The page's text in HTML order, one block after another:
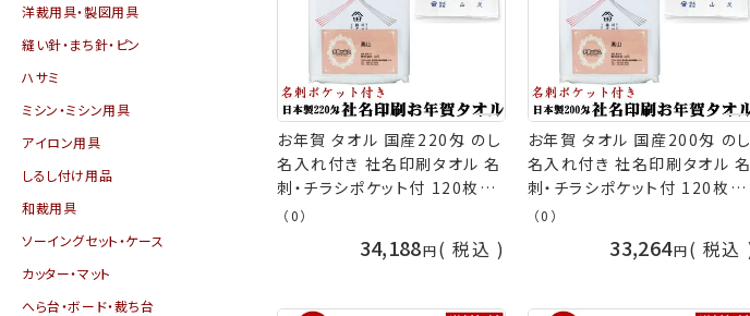
洋裁用具・製図用具
縫い針・まち針・ピン
ハサミ
ミシン・ミシン用具
アイロン用具
しるし付け用品
和裁用具
ソーイングセット・ケース
カッター・マット
へら台・ボード・裁ち台
お年賀 タオル 国産220匁 のし
名入れ付き 社名印刷タオル 名
刺・チラシポケット付 120枚セ
ット代引不可 お年賀タオル 粗
品 販促 御礼 熨斗付きタオル
粗品タオル ［返品不可］ 手芸の
（0）
34,188 税込
お年賀 タオル 国産200匁 のし
名入れ付き 社名印刷タオル 名
刺・チラシポケット付 120枚セ
ット代引不可 お年賀タオル 粗
品 販促 御礼 熨斗付きタオル
年賀タオル 粗品タオル ［返品
（0）
33,264 税込